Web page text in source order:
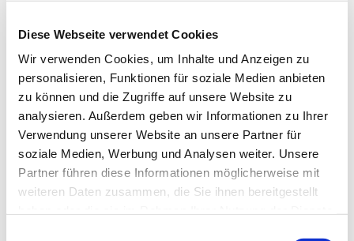
Diese Webseite verwendet Cookies
Wir verwenden Cookies, um Inhalte und Anzeigen zu
personalisieren, Funktionen für soziale Medien anbieten
zu können und die Zugriffe auf unsere Website zu
analysieren. Außerdem geben wir Informationen zu Ihrer
Verwendung unserer Website an unsere Partner für
soziale Medien, Werbung und Analysen weiter. Unsere
Partner führen diese Informationen möglicherweise mit
weiteren Daten zusammen, die Sie ihnen bereitgestellt